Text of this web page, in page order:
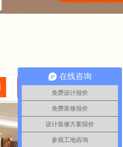
其他行业案例
在线咨询
免费设计报价
免费装修报价
设计装修方案报价
参观工地咨询